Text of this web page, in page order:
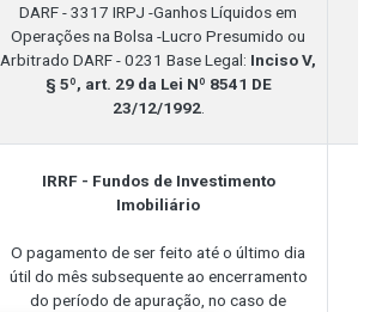
DARF - 3317 IRPJ -Ganhos Líquidos em
Operações na Bolsa -Lucro Presumido ou
Arbitrado DARF - 0231 Base Legal: Inciso V,
§ 5º, art. 29 da Lei Nº 8541 DE
23/12/1992.
IRRF - Fundos de Investimento
Imobiliário
O pagamento de ser feito até o último dia
útil do mês subsequente ao encerramento
do período de apuração, no caso de